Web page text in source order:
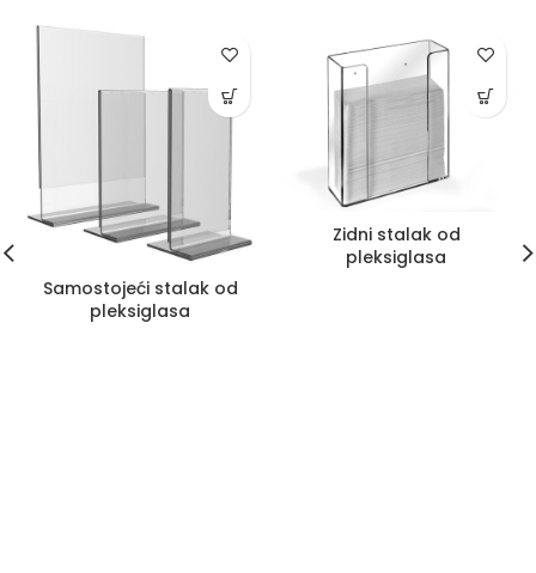
Samostojeći stalak od
pleksiglasa
Zidni stalak od
pleksiglasa